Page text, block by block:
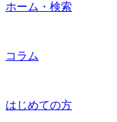
ホーム・検索
コラム
はじめての方